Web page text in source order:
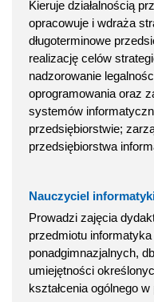
Kieruje działalnością
opracowuje i wdraża
długoterminowe
realizację celów
nadzorowanie
oprogramowania oraz
systemów
przedsiębiorstwie;
przedsiębiorstwa
Nauczyciel
Prowadzi zajęcia
przedmiotu
ponadgimnazjalnych,
umiejętności
kształcenia ogólnego